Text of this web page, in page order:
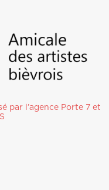
par l’agence Porte 7 et